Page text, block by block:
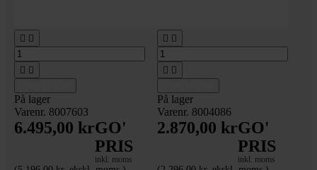
 
 
På lager
Varenr. 8007603
6.495,00 krGO'
PRIS
inkl. moms
 
 
På lager
Varenr. 8004086
2.870,00 krGO'
PRIS
inkl. moms